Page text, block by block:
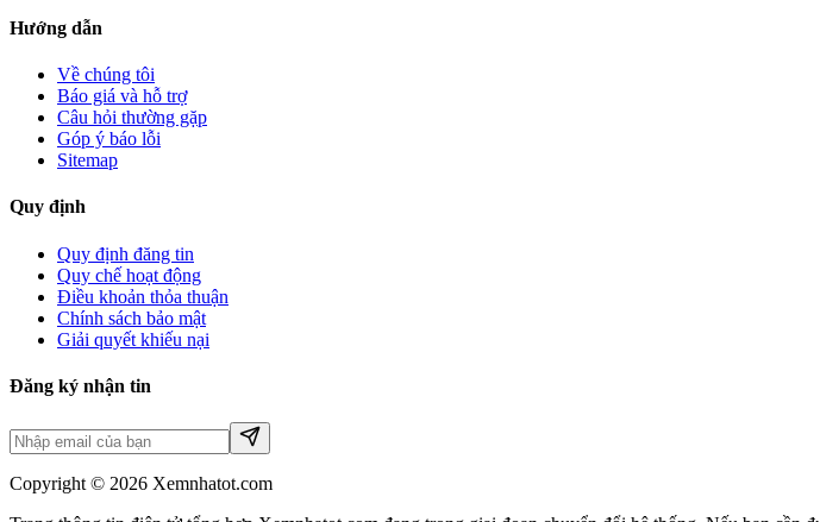
Hướng dẫn
Về chúng tôi
Báo giá và hỗ trợ
Câu hỏi thường gặp
Góp ý báo lỗi
Sitemap
Quy định
Quy định đăng tin
Quy chế hoạt động
Điều khoản thỏa thuận
Chính sách bảo mật
Giải quyết khiếu nại
Đăng ký nhận tin
Copyright © 2026 Xemnhatot.com